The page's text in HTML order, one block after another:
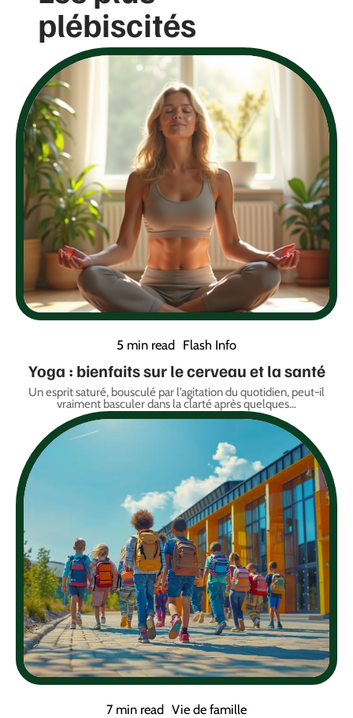
plébiscités
5 min read Flash Info
Yoga : bienfaits sur le cerveau et la santé
Un esprit saturé, bousculé par l’agitation du quotidien, peut-il
vraiment basculer dans la clarté après quelques…
7 min read Vie de famille